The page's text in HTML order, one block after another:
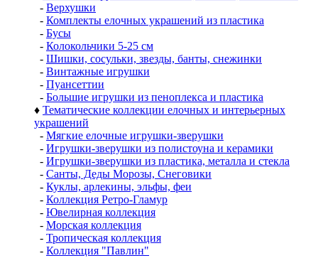
- Верхушки
- Комплекты елочных украшений из пластика
- Бусы
- Колокольчики 5-25 см
- Шишки, сосульки, звезды, банты, снежинки
- Винтажные игрушки
- Пуансеттии
- Большие игрушки из пеноплекса и пластика
♦ Тематические коллекции елочных и интерьерных
украшений
- Мягкие елочные игрушки-зверушки
- Игрушки-зверушки из полистоуна и керамики
- Игрушки-зверушки из пластика, металла и стекла
- Санты, Деды Морозы, Снеговики
- Куклы, арлекины, эльфы, феи
- Коллекция Ретро-Гламур
- Ювелирная коллекция
- Морская коллекция
- Тропическая коллекция
- Коллекция "Павлин"